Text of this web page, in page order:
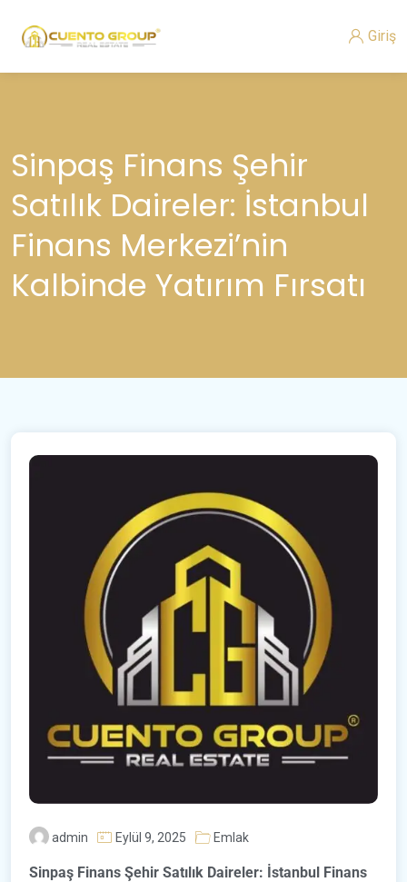
Giriş
Sinpaş Finans Şehir
Satılık Daireler: İstanbul
Finans Merkezi’nin
Kalbinde Yatırım Fırsatı
admin Eylül 9, 2025 Emlak
Sinpaş Finans Şehir Satılık Daireler: İstanbul Finans